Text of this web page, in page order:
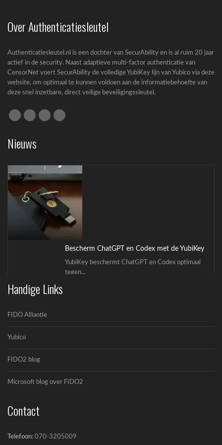
Over Authenticatiesleutel
Authenticatiesleutel.nl is een dochter van SecurAbility en is al ruim 20 jaar
actief in de security. Naast adaptieve multi-factor authenticatie van
CensorNet voert SecurAbility de volledige YubiKey lijn van Yubico via deze
website, om optimaal te kunnen voldoen aan de informatiebehoefte van
deze snel inzetbare, direct veilige beveiligingssleutel.
Nieuws
Bescherm ChatGPT en Codex met de YubiKey
YubiKey beschermt ChatGPT en Codex optimaal
tegen...
Handige Links
FIDO Alliantie
Yubico
FIDO2 blog
Microsoft blog over FIDO2
Contact
Telefoon: 070-3205009